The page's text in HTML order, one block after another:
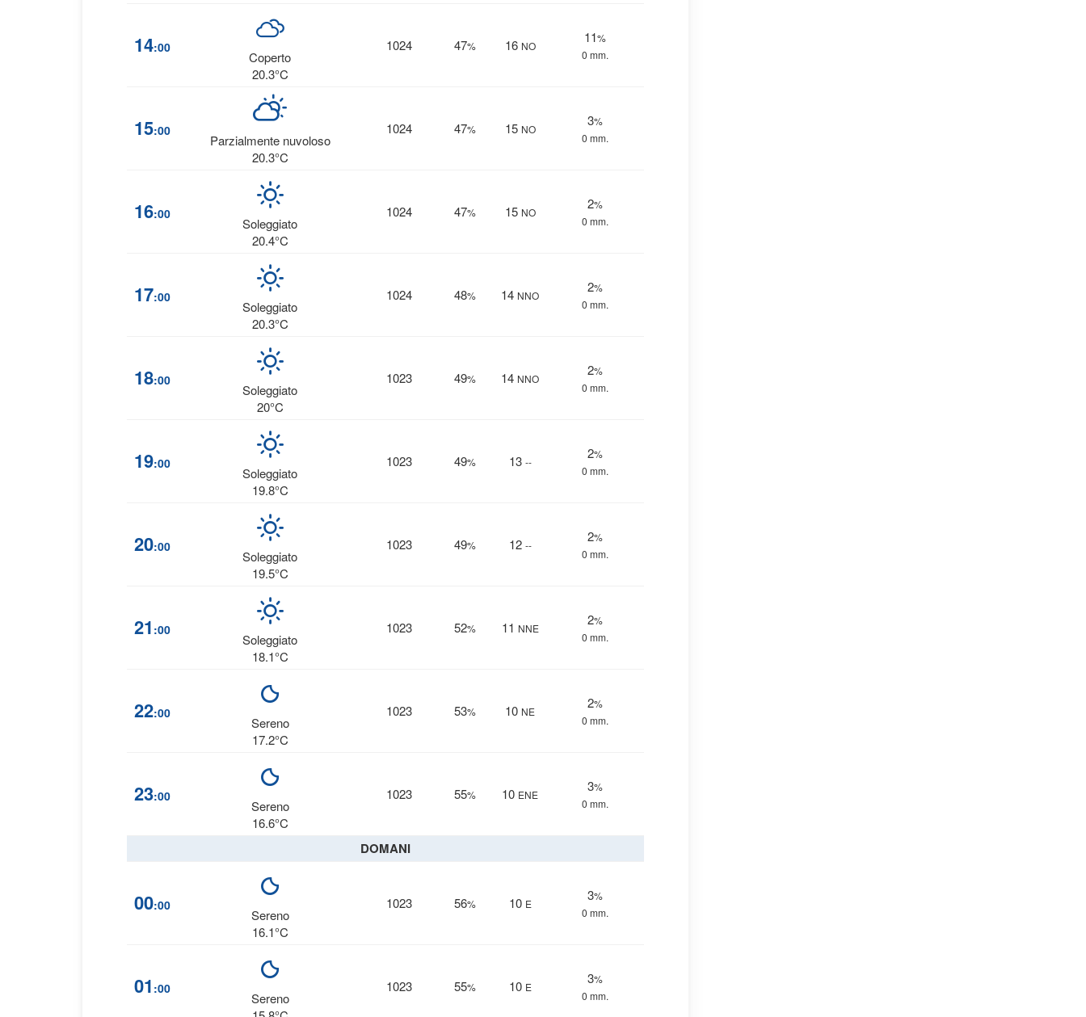
14:00
Coperto
20.3°C
1024 47% 16 NO
11%
0 mm.
15:00
Parzialmente nuvoloso
20.3°C
1024 47% 15 NO
3%
0 mm.
16:00
Soleggiato
20.4°C
1024 47% 15 NO
2%
0 mm.
17:00
Soleggiato
20.3°C
1024 48% 14 NNO
2%
0 mm.
18:00
Soleggiato
20°C
1023 49% 14 NNO
2%
0 mm.
19:00
Soleggiato
19.8°C
1023 49% 13 --
2%
0 mm.
20:00
Soleggiato
19.5°C
1023 49% 12 --
2%
0 mm.
21 :00
Soleggiato
18.1°C
1023 52% 11 NNE
2%
0 mm.
22:00
Sereno
17.2°C
1023 53% 10 NE
2%
0 mm.
23:00
Sereno
16.6°C
1023 55% 10 ENE
3%
0 mm.
DOMANI
00:00
Sereno
16.1°C
1023 56% 10 E
3%
0 mm.
01 :00
Sereno
1023 55% 10 E
3%
0 mm.